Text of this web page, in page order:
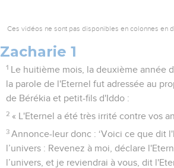
Ces vidéos ne sont pas disponibles en colonnes en
Zacharie 1
1 Le huitième mois, la deuxième année
la parole de l'Eternel fut adressée au
de Bérékia et petit-fils d'Iddo :
2 « L'Eternel a été très irrité contre vos
3 Annonce-leur donc : ‘Voici ce que dit
l’univers : Revenez à moi, déclare
l’univers, et je reviendrai à vous, dit